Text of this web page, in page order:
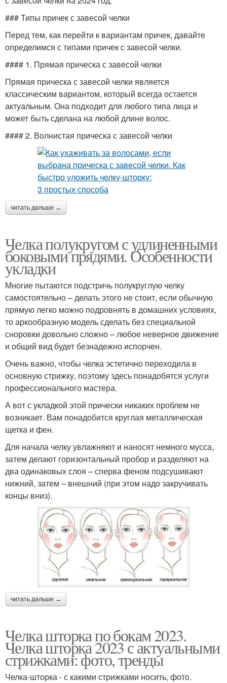
### Типы причек с завесой челки
Перед тем, как перейти к вариантам причек, давайте
определимся с типами причек с завесой челки.
#### 1. Прямая прическа с завесой челки
Прямая прическа с завесой челки является
классическим вариантом, который всегда остается
актуальным. Она подходит для любого типа лица и
может быть сделана на любой длине волос.
#### 2. Волнистая прическа с завесой челки
читать дальше →
Челка полукругом с удлиненными
боковыми прядями. Особенности
укладки
Многие пытаются подстричь полукруглую челку
самостоятельно – делать этого не стоит, если обычную
прямую легко можно подровнять в домашних условиях,
то аркообразную модель сделать без специальной
сноровки довольно сложно – любое неверное движение
и общий вид будет безнадежно испорчен.
Очень важно, чтобы челка эстетично переходила в
основную стрижку, поэтому здесь понадобятся услуги
профессионального мастера.
А вот с укладкой этой прически никаких проблем не
возникает. Вам понадобится круглая металлическая
щетка и фен.
Для начала челку увлажняют и наносят немного мусса,
затем делают горизонтальный пробор и разделяют на
два одинаковых слоя – сперва феном подсушивают
нижний, затем – внешний (при этом надо закручивать
концы вниз).
читать дальше →
Челка шторка по бокам 2023.
Челка шторка 2023 с актуальными
стрижками: фото, тренды
Челка-шторка - с какими стрижками носить, фото.